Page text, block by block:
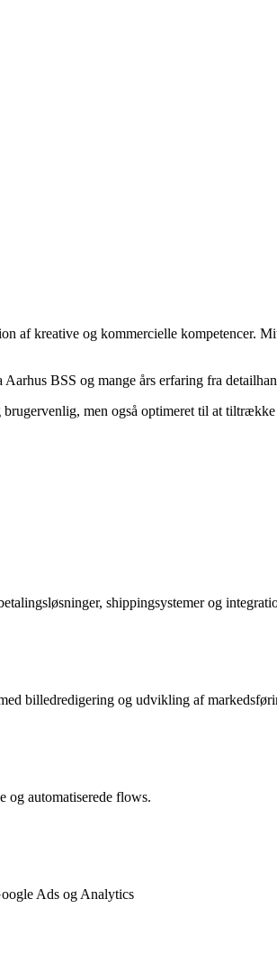
af kreative og kommercielle kompetencer.
BSS og mange års erfaring fra
men også optimeret til at
shippingsystemer og
billedredigering og udvikling af
og automatiserede flows.
Ads og Analytics